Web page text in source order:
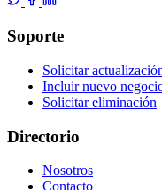
Soporte
Solicitar
Incluir nuevo
Solicitar eliminación
Directorio
Nosotros
Contacto